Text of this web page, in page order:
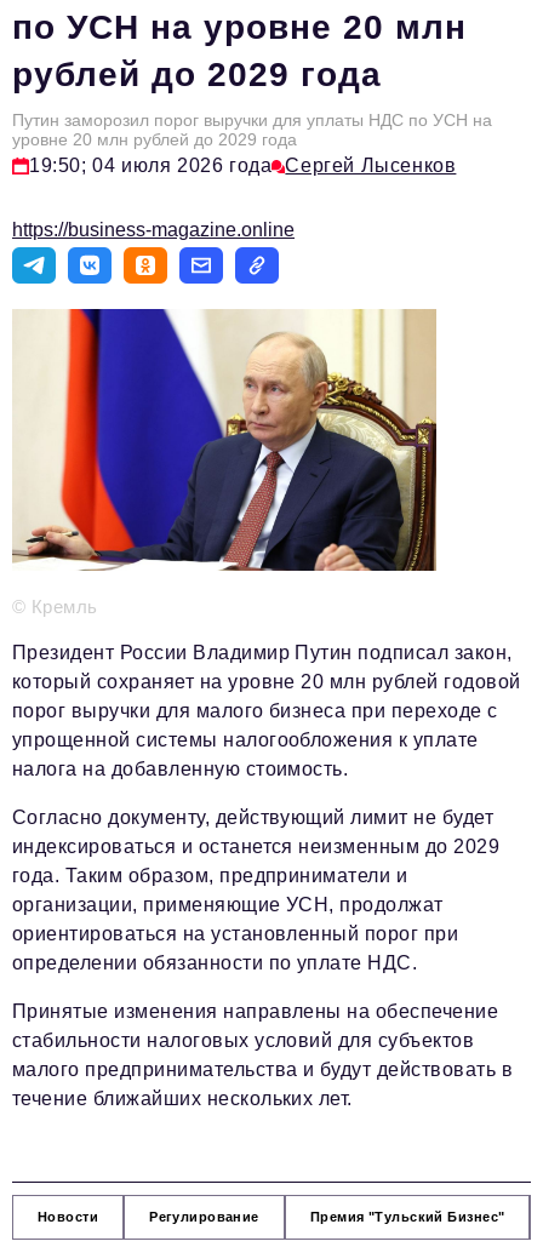
Персона номера
Инфраструктура развития
Технологии и тренды
Туризм
Мероприятия
+7 495 727-01-67
Электронные почты редакции:
Информационный отдел
info@business-magazine.online
Отдел рекламы
reklama@business-magazine.online
Отдел распространения/редакционная подписка
Отдел по работе с партнерами
partner@business-magazine.online
по УСН на уровне 20 млн
рублей до 2029 года
Путин заморозил порог выручки для уплаты НДС по УСН на
уровне 20 млн рублей до 2029 года
19:50; 04 июля 2026 года Сергей Лысенков
https://business-magazine.online
© Кремль
Президент России Владимир Путин подписал закон,
который сохраняет на уровне 20 млн рублей годовой
порог выручки для малого бизнеса при переходе с
упрощенной системы налогообложения к уплате
налога на добавленную стоимость.
Согласно документу, действующий лимит не будет
индексироваться и останется неизменным до 2029
года. Таким образом, предприниматели и
организации, применяющие УСН, продолжат
ориентироваться на установленный порог при
определении обязанности по уплате НДС.
Принятые изменения направлены на обеспечение
стабильности налоговых условий для субъектов
малого предпринимательства и будут действовать в
течение ближайших нескольких лет.
Новости Регулирование Премия "Тульский Бизнес"